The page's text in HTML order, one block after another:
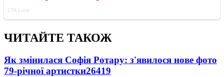
ЧИТАЙТЕ ТАКОЖ
Як змінилася Софія Ротару: з'явилося нове фото
79-річної артистки26419